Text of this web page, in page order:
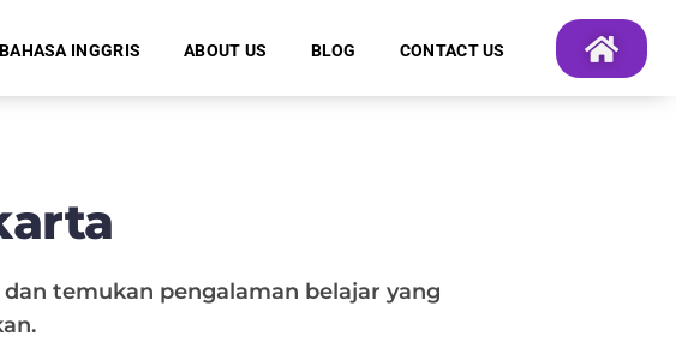
INGGRIS ABOUT US BLOG CONTACT US
temukan pengalaman belajar yang